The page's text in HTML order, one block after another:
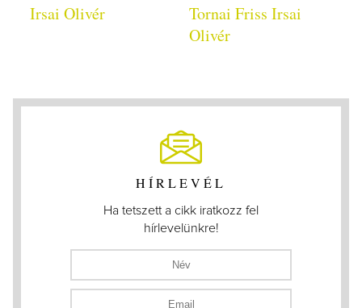
Irsai Olivér
Tornai Friss Irsai
Olivér
HÍRLEVÉL
Ha tetszett a cikk iratkozz fel
hírlevelünkre!